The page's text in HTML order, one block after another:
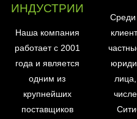
ИНДУСТРИИ
Наша компания
работает с 2001
года и является
одним из
крупнейших
поставщиков